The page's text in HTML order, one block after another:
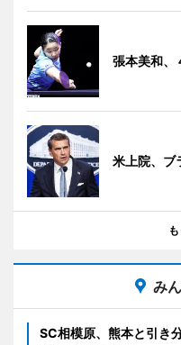
張本美和、
米上院、ブ
み
SC相模原、熊本と引